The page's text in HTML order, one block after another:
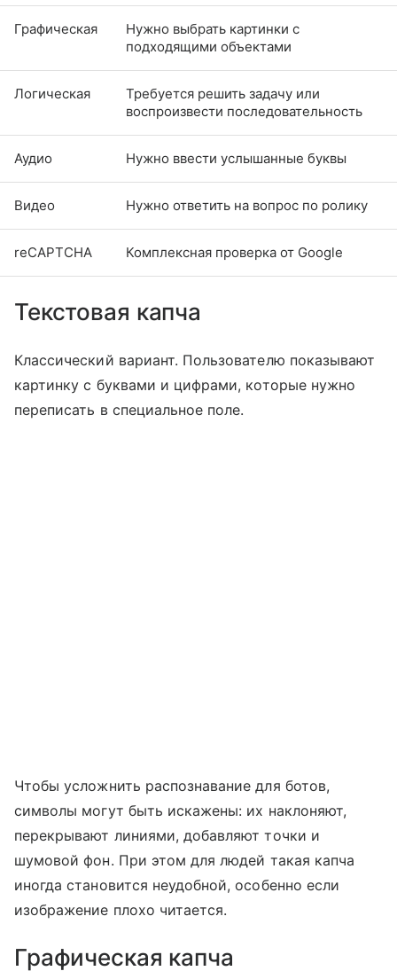
Графическая
Нужно выбрать картинки с
подходящими объектами
Логическая
Требуется решить задачу или
воспроизвести последовательность
Аудио Нужно ввести услышанные буквы
Видео Нужно ответить на вопрос по ролику
reCAPTCHA Комплексная проверка от Google
Текстовая капча
Классический вариант. Пользователю показывают
картинку с буквами и цифрами, которые нужно
переписать в специальное поле.
Чтобы усложнить распознавание для ботов,
символы могут быть искажены: их наклоняют,
перекрывают линиями, добавляют точки и
шумовой фон. При этом для людей такая капча
иногда становится неудобной, особенно если
изображение плохо читается.
Графическая капча